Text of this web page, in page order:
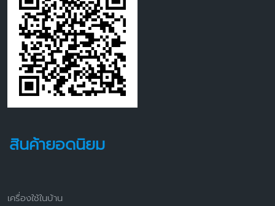
สินค้ายอดนิยม
เครื่องใช้ในบ้าน